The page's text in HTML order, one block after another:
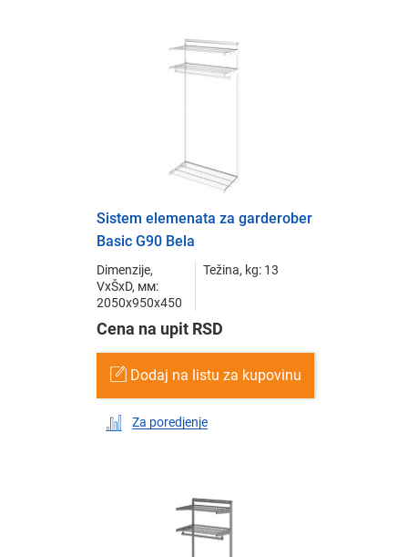
Sistem elemenata za garderober
Basic G90 Bela
Dimenzije,
VxŠxD, мм:
2050x950x450
Težina, kg: 13
Cena na upit RSD
Dodaj na listu za kupovinu
Za poredjenje